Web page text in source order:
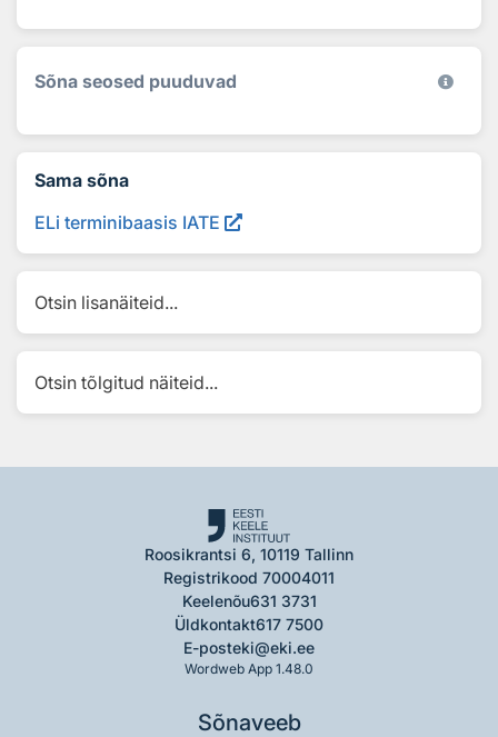
Sõna seosed puuduvad
Sama sõna
ELi terminibaasis IATE
Otsin lisanäiteid...
Otsin tõlgitud näiteid...
Roosikrantsi 6, 10119 Tallinn
Registrikood 70004011
Keelenõu631 3731
Üldkontakt617 7500
E-posteki@eki.ee
Wordweb App 1.48.0
Sõnaveeb